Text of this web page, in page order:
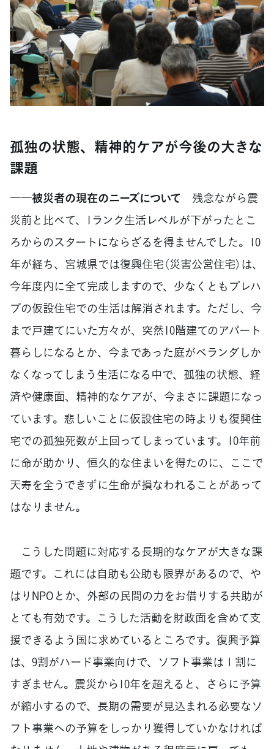
孤独の状態、精神的ケアが今後の大きな
課題
――被災者の現在のニーズについて 残念ながら震
災前と比べて、1ランク生活レベルが下がったとこ
ろからのスタートにならざるを得ませんでした。10
年が経ち、宮城県では復興住宅（災害公営住宅）は、
今年度内に全て完成しますので、少なくともプレハ
ブの仮設住宅での生活は解消されます。ただし、今
まで戸建てにいた方々が、突然10階建てのアパート
暮らしになるとか、今まであった庭がベランダしか
なくなってしまう生活になる中で、孤独の状態、経
済や健康面、精神的なケアが、今まさに課題になっ
ています。悲しいことに仮設住宅の時よりも復興住
宅での孤独死数が上回ってしまっています。10年前
に命が助かり、恒久的な住まいを得たのに、ここで
天寿を全うできずに生命が損なわれることがあって
はなりません。
こうした問題に対応する長期的なケアが大きな課
題です。これには自助も公助も限界があるので、や
はりNPOとか、外部の民間の力をお借りする共助が
とても有効です。こうした活動を財政面を含めて支
援できるよう国に求めているところです。復興予算
は、9割がハード事業向けで、ソフト事業は１割に
すぎません。震災から10年を超えると、さらに予算
が縮小するので、長期の需要が見込まれる必要なソ
フト事業への予算をしっかり獲得していかなければ